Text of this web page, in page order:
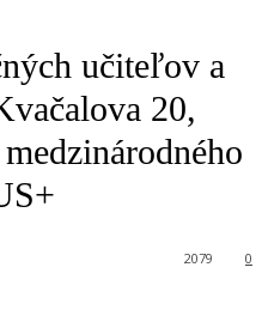
učiteľov a
20,
0
2079